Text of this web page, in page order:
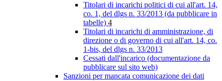
Titolari di incarichi politici di cui all'art. 14,
co. 1, del dlgs n. 33/2013 (da pubblicare in
tabelle) 4
Titolari di incarichi di amministrazione, di
direzione o di governo di cui all'art. 14, co.
1-bis, del dlgs n. 33/2013
Cessati dall'incarico (documentazione da
pubblicare sul sito web)
Sanzioni per mancata comunicazione dei dati